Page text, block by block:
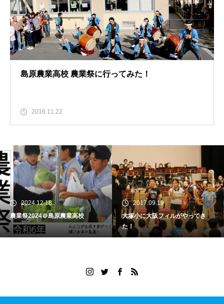
島原農業高校 農業祭に行ってみた！
2016.11.22
2024.12.18
農業祭2024＠島原農業高校
2017.09.19
大塚小に大阪フィルがやってき
た！